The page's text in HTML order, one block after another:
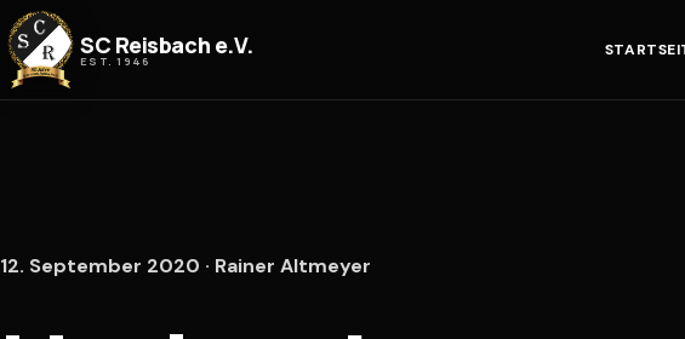
Zum Inhalt springen
SC Reisbach e.V.
EST. 1946
12. September 2020 · Rainer Altmeyer